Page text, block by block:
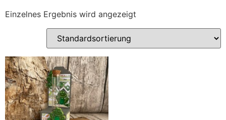
Einzelnes Ergebnis wird angezeigt